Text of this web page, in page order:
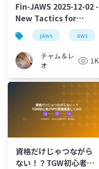
Fin-JAWS 2025-12-02 -
New Tactics for
Finnancial Cloud
Architecture
jaws aws
チャム＆レ
オ
1K
資格だけじゃつながら
ない！？TGW初心者が